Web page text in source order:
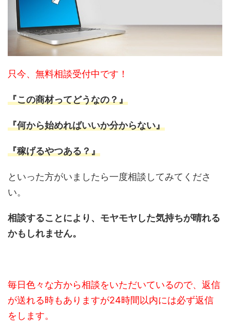
只今、無料相談受付中です！
『この商材ってどうなの？』
『何から始めればいいか分からない』
『稼げるやつある？』
といった方がいましたら一度相談してみてくださ
い。
相談することにより、モヤモヤした気持ちが晴れる
かもしれません。
毎日色々な方から相談をいただいているので、返信
が送れる時もありますが24時間以内には必ず返信
をします。